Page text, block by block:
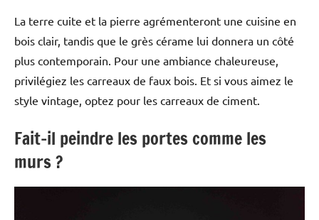
La terre cuite et la pierre agrémenteront une cuisine en
bois clair, tandis que le grès cérame lui donnera un côté
plus contemporain. Pour une ambiance chaleureuse,
privilégiez les carreaux de faux bois. Et si vous aimez le
style vintage, optez pour les carreaux de ciment.
Fait-il peindre les portes comme les
murs ?